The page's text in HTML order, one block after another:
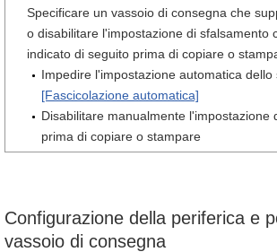
Specificare un vassoio di consegna che
o disabilitare l'impostazione di sfalsamento
indicato di seguito prima di copiare o
Impedire l'impostazione automatica dello
[Fascicolazione automatica]
Disabilitare manualmente l'impostazione
prima di copiare o stampare
Configurazione della periferica e
vassoio di consegna